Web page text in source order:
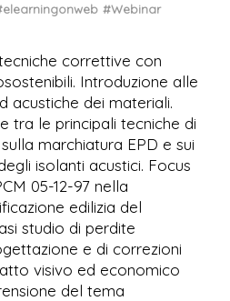
#Webinar
correttive con
Introduzione alle
acustiche dei materiali.
tra le principali tecniche di
marchiatura EPD e sui
isolanti acustici. Focus
05-12-97 nella
edilizia del
studio di perdite
e di correzioni
visivo ed economico
del tema